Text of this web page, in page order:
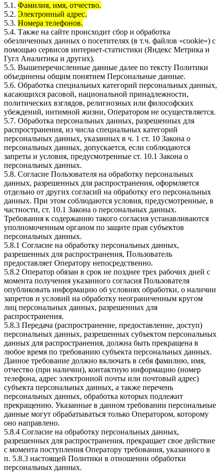
5.1. Фамилия, имя, отчество.
5.2. Электронный адрес.
5.3. Номера телефонов.
5.4. Также на сайте происходит сбор и обработка
обезличенных данных о посетителях (в т.ч. файлов «cookie») с
помощью сервисов интернет-статистики (Яндекс Метрика и
Гугл Аналитика и других).
5.5. Вышеперечисленные данные далее по тексту Политики
объединены общим понятием Персональные данные.
5.6. Обработка специальных категорий персональных данных,
касающихся расовой, национальной принадлежности,
политических взглядов, религиозных или философских
убеждений, интимной жизни, Оператором не осуществляется.
5.7. Обработка персональных данных, разрешенных для
распространения, из числа специальных категорий
персональных данных, указанных в ч. 1 ст. 10 Закона о
персональных данных, допускается, если соблюдаются
запреты и условия, предусмотренные ст. 10.1 Закона о
персональных данных.
5.8. Согласие Пользователя на обработку персональных
данных, разрешенных для распространения, оформляется
отдельно от других согласий на обработку его персональных
данных. При этом соблюдаются условия, предусмотренные, в
частности, ст. 10.1 Закона о персональных данных.
Требования к содержанию такого согласия устанавливаются
уполномоченным органом по защите прав субъектов
персональных данных.
5.8.1 Согласие на обработку персональных данных,
разрешенных для распространения, Пользователь
предоставляет Оператору непосредственно.
5.8.2 Оператор обязан в срок не позднее трех рабочих дней с
момента получения указанного согласия Пользователя
опубликовать информацию об условиях обработки, о наличии
запретов и условий на обработку неограниченным кругом
лиц персональных данных, разрешенных для
распространения.
5.8.3 Передача (распространение, предоставление, доступ)
персональных данных, разрешенных субъектом персональных
данных для распространения, должна быть прекращена в
любое время по требованию субъекта персональных данных.
Данное требование должно включать в себя фамилию, имя,
отчество (при наличии), контактную информацию (номер
телефона, адрес электронной почты или почтовый адрес)
субъекта персональных данных, а также перечень
персональных данных, обработка которых подлежит
прекращению. Указанные в данном требовании персональные
данные могут обрабатываться только Оператором, которому
оно направлено.
5.8.4 Согласие на обработку персональных данных,
разрешенных для распространения, прекращает свое действие
с момента поступления Оператору требования, указанного в
п. 5.8.3 настоящей Политики в отношении обработки
персональных данных.